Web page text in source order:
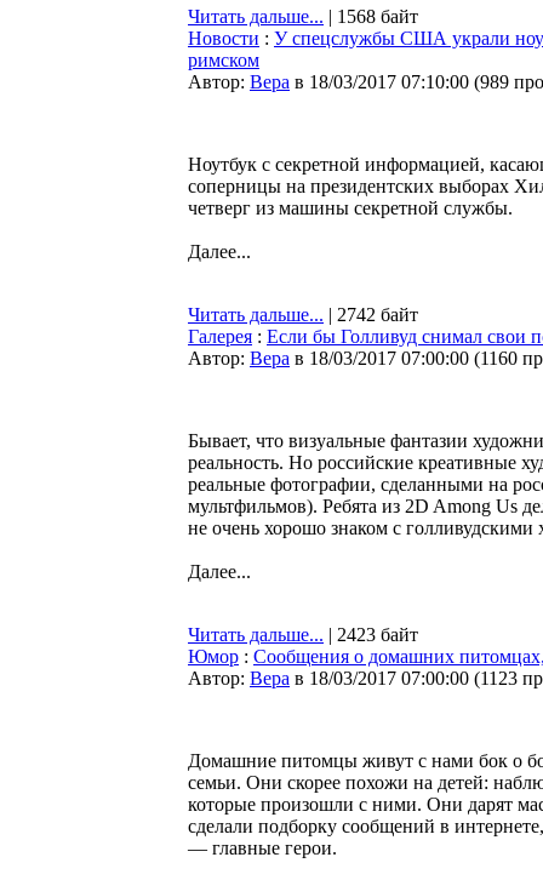
Читать дальше... | 1568 байт
Новости : У спецслужбы США украли
римском
Автор: Bepa в 18/03/2017 07:10:00 (989
Ноутбук с секретной информацией,
соперницы на президентских выборах
четверг из машины секретной службы.
Далее...
Читать дальше... | 2742 байт
Галерея : Если бы Голливуд снимал свои
Автор: Bepa в 18/03/2017 07:00:00 (1160
Бывает, что визуальные фантазии
реальность. Но российские креативные
реальные фотографии, сделанными на
мультфильмов). Ребята из 2D Among Us
не очень хорошо знаком с
Далее...
Читать дальше... | 2423 байт
Юмор : Сообщения о домашних питомцах,
Автор: Bepa в 18/03/2017 07:00:00 (1123
Домашние питомцы живут с нами бок о
семьи. Они скорее похожи на детей:
которые произошли с ними. Они дарят
сделали подборку сообщений в
— главные герои.